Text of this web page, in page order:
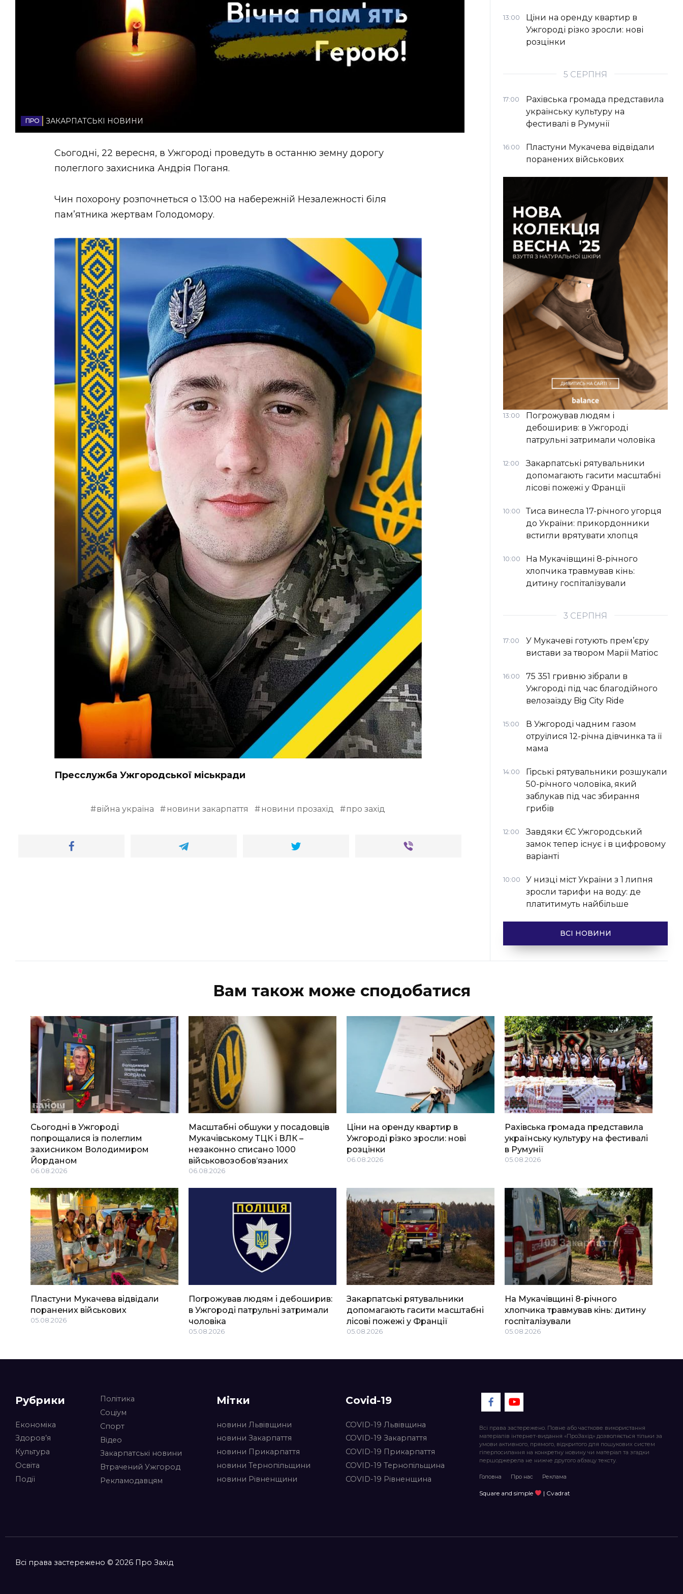
НОВИНИ ЗАХІДНОЇ УКРАЇНИ
ВІДЕОЗАКАРПАТСЬКІ НОВИНИ
Сьогодні, 22 вересня, в Ужгороді проведуть в останню земну дорогу
полеглого захисника Андрія Поганя.
Чин похорону розпочнеться о 13:00 на набережній Незалежності біля
памʼятника жертвам Голодомору.
Пресслужба Ужгородської міськради
війна україна новини закарпаття новини прозахід про захід
13:00
Ціни на оренду квартир в
Ужгороді різко зросли: нові
розцінки
5 СЕРПНЯ
17:00
Рахівська громада представила
українську культуру на
фестивалі в Румунії
16:00
Пластуни Мукачева відвідали
поранених військових
13:00
Погрожував людям і
дебоширив: в Ужгороді
патрульні затримали чоловіка
12:00
Закарпатські рятувальники
допомагають гасити масштабні
лісові пожежі у Франції
10:00
Тиса винесла 17-річного угорця
до України: прикордонники
встигли врятувати хлопця
10:00
На Мукачівщині 8-річного
хлопчика травмував кінь:
дитину госпіталізували
3 СЕРПНЯ
17:00
У Мукачеві готують прем’єру
вистави за твором Марії Матіос
16:00
75 351 гривню зібрали в
Ужгороді під час благодійного
велозаїзду Big Сity Ride
15:00
В Ужгороді чадним газом
отруїлися 12-річна дівчинка та її
мама
14:00
Гірські рятувальники розшукали
50-річного чоловіка, який
заблукав під час збирання
грибів
12:00
Завдяки ЄС Ужгородський
замок тепер існує і в цифровому
варіанті
10:00
У низці міст України з 1 липня
зросли тарифи на воду: де
платитимуть найбільше
ВСІ НОВИНИ
Вам також може сподобатися
Сьогодні в Ужгороді
попрощалися із полеглим
захисником Володимиром
Йорданом
06.08.2026
Масштабні обшуки у посадовців
Мукачівському ТЦК і ВЛК –
незаконно списано 1000
військовозобов’язаних
06.08.2026
Ціни на оренду квартир в
Ужгороді різко зросли: нові
розцінки
06.08.2026
Рахівська громада представила
українську культуру на фестивалі
в Румунії
05.08.2026
Пластуни Мукачева відвідали
поранених військових
05.08.2026
Погрожував людям і дебоширив:
в Ужгороді патрульні затримали
чоловіка
05.08.2026
Закарпатські рятувальники
допомагають гасити масштабні
лісові пожежі у Франції
05.08.2026
На Мукачівщині 8-річного
хлопчика травмував кінь: дитину
госпіталізували
05.08.2026
Рубрики
Економіка
Здоров’я
Культура
Освіта
Події
Політика
Соціум
Спорт
Відео
Закарпатські новини
Втрачений Ужгород
Рекламодавцям
Мітки
новини Львівщини
новини Закарпаття
новини Прикарпаття
новини Тернопільщини
новини Рівненщини
Covid-19
COVID-19 Львівщина
COVID-19 Закарпаття
COVID-19 Прикарпаття
COVID-19 Тернопільщина
COVID-19 Рівненщина
Всі права застережено. Повне або часткове використання
матеріалів інтернет-видання «ПроЗахід» дозволяється тільки за
умови активного, прямого, відкритого для пошукових систем
гіперпосилання на конкретну новину чи матеріал та згадки
першоджерела не нижче другого абзацу тексту.
Головна Про нас Реклама
Square and simple | Cvadrat
Всі права застережено © 2026 Про Захід